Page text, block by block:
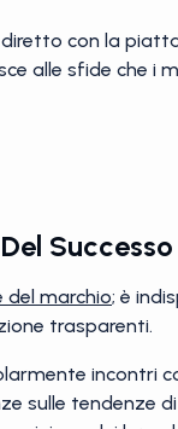
con la
alle sfide che i
del marchio; è
trasparenti.
incontri
sulle tendenze